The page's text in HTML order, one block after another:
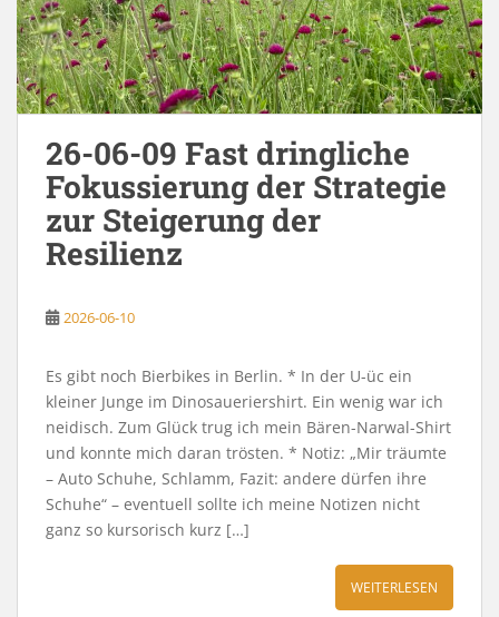
26-06-09 Fast dringliche
Fokussierung der Strategie
zur Steigerung der
Resilienz
2026-06-10
Es gibt noch Bierbikes in Berlin. * In der U-üc ein
kleiner Junge im Dinosaueriershirt. Ein wenig war ich
neidisch. Zum Glück trug ich mein Bären-Narwal-Shirt
und konnte mich daran trösten. * Notiz: „Mir träumte
– Auto Schuhe, Schlamm, Fazit: andere dürfen ihre
Schuhe“ – eventuell sollte ich meine Notizen nicht
ganz so kursorisch kurz […]
WEITERLESEN